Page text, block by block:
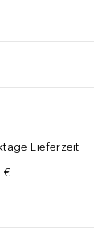
Lieferzeit
€